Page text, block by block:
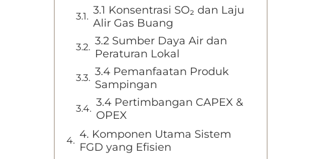
3.1 Konsentrasi SO₂ dan Laju
Alir Gas Buang
3.2 Sumber Daya Air dan
Peraturan Lokal
3.4 Pemanfaatan Produk
Sampingan
3.4 Pertimbangan CAPEX &
OPEX
4. Komponen Utama Sistem
FGD yang Efisien